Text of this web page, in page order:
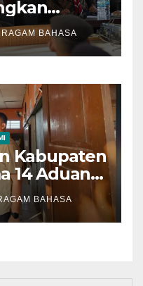
Menuju
2026BAHASA
Kabupaten
14 Aduan
BAHASA